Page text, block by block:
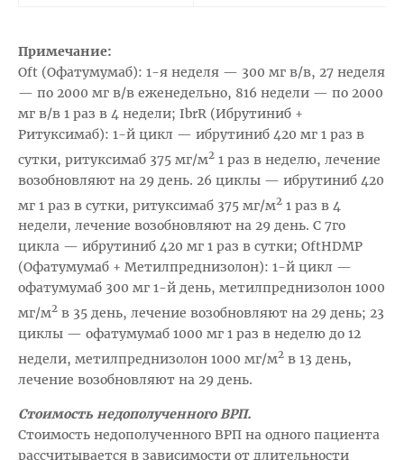
Примечание:
Oft (Офатумумаб): 1-я неделя — 300 мг в/в, 27 неделя
— по 2000 мг в/в еженедельно, 816 недели — по 2000
мг в/в 1 раз в 4 недели; IbrR (Ибрутиниб +
Ритуксимаб): 1-й цикл — ибрутиниб 420 мг 1 раз в
сутки, ритуксимаб 375 мг/м2 1 раз в неделю, лечение
возобновляют на 29 день. 26 циклы — ибрутиниб 420
мг 1 раз в сутки, ритуксимаб 375 мг/м2 1 раз в 4
недели, лечение возобновляют на 29 день. С 7го
цикла — ибрутиниб 420 мг 1 раз в сутки; OftHDMP
(Офатумумаб + Метилпреднизолон): 1-й цикл —
офатумумаб 300 мг 1-й день, метилпреднизолон 1000
мг/м2 в 35 день, лечение возобновляют на 29 день; 23
циклы — офатумумаб 1000 мг 1 раз в неделю до 12
недели, метилпреднизолон 1000 мг/м2 в 13 день,
лечение возобновляют на 29 день.
Стоимость недополученного ВРП.
Стоимость недополученного ВРП на одного пациента
рассчитывается в зависимости от длительности